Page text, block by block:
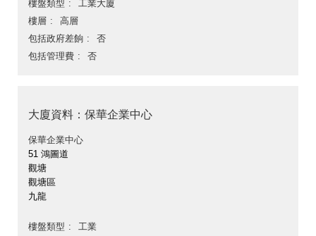
樓盤類型
工業大廈
樓層
高層
包括政府差餉
否
包括管理費
否
大廈資料：保華企業中心
保華企業中心
51 鴻圖道
觀塘
觀塘區
九龍
樓盤類型
工業